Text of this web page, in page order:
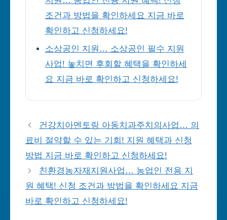
조건과 방법을 확인하세요 지금 바로
확인하고 신청하세요!
소상공인 지원… 소상공인 필수 지원
사업! 놓치면 후회할 혜택을 확인하세
요 지금 바로 확인하고 신청하세요!
건강치아멘토링 아동치과주치의사업… 의
료비 절약할 수 있는 기회! 지원 혜택과 신청
방법 지금 바로 확인하고 신청하세요!
친환경농자재지원사업… 농업인 전용 지
원 혜택! 신청 조건과 방법을 확인하세요 지금
바로 확인하고 신청하세요!